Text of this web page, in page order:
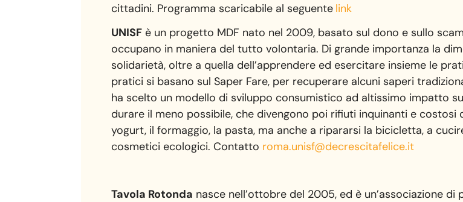
cittadini. Programma scaricabile al seguente link
UNISF è un progetto MDF nato nel 2009, basato sul dono e sullo
occupano in maniera del tutto volontaria. Di grande importanza la
solidarietà, oltre a quella dell’apprendere ed esercitare insieme le
pratici si basano sul Saper Fare, per recuperare alcuni saperi
ha scelto un modello di sviluppo consumistico ad altissimo impatto
durare il meno possibile, che divengono poi rifiuti inquinanti e
yogurt, il formaggio, la pasta, ma anche a ripararsi la bicicletta, a
cosmetici ecologici. Contatto roma.unisf@decrescitafelice.it
Tavola Rotonda nasce nell’ottobre del 2005, ed è un’associazione